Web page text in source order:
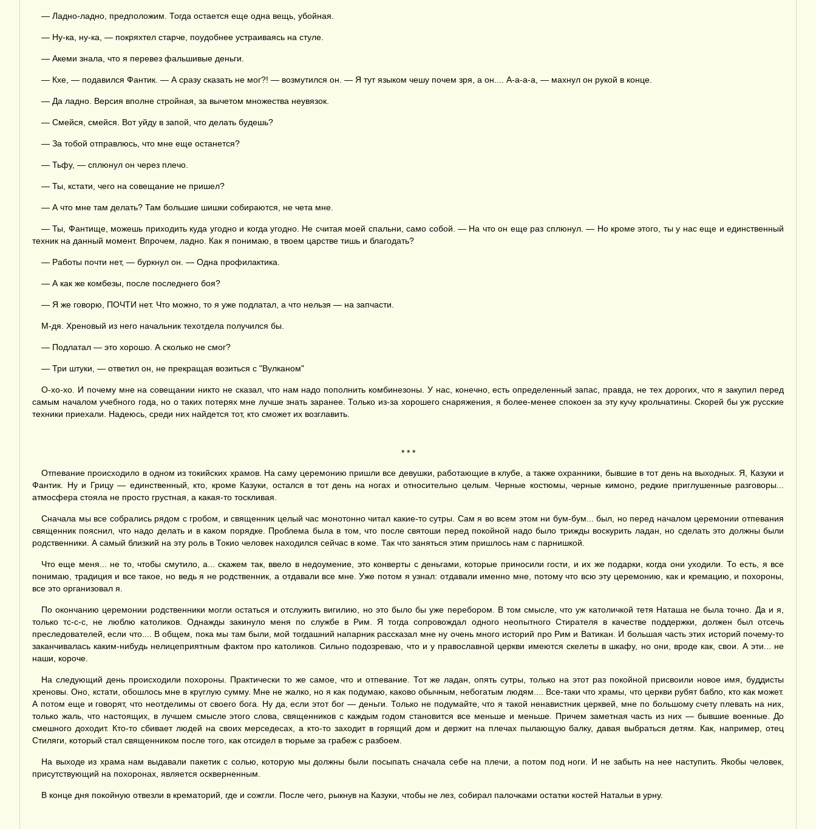
— Ладно-ладно, предположим. Тогда остается еще одна вещь, убойная.
— Ну-ка, ну-ка, — покряхтел старче, поудобнее устраиваясь на стуле.
— Акеми знала, что я перевез фальшивые деньги.
— Кхе, — подавился Фантик. — А сразу сказать не мог?! — возмутился он. — Я тут языком чешу почем зря, а он.... А-а-а-а, — махнул он рукой в конце.
— Да ладно. Версия вполне стройная, за вычетом множества неувязок.
— Смейся, смейся. Вот уйду в запой, что делать будешь?
— За тобой отправлюсь, что мне еще останется?
— Тьфу, — сплюнул он через плечо.
— Ты, кстати, чего на совещание не пришел?
— А что мне там делать? Там большие шишки собираются, не чета мне.
— Ты, Фантище, можешь приходить куда угодно и когда угодно. Не считая моей спальни, само собой. — На что он еще раз сплюнул. — Но кроме этого, ты у нас еще и единственный
техник на данный момент. Впрочем, ладно. Как я понимаю, в твоем царстве тишь и благодать?
— Работы почти нет, — буркнул он. — Одна профилактика.
— А как же комбезы, после последнего боя?
— Я же говорю, ПОЧТИ нет. Что можно, то я уже подлатал, а что нельзя — на запчасти.
М-дя. Хреновый из него начальник техотдела получился бы.
— Подлатал — это хорошо. А сколько не смог?
— Три штуки, — ответил он, не прекращая возиться с "Вулканом"
О-хо-хо. И почему мне на совещании никто не сказал, что нам надо пополнить комбинезоны. У нас, конечно, есть определенный запас, правда, не тех дорогих, что я закупил перед
самым началом учебного года, но о таких потерях мне лучше знать заранее. Только из-за хорошего снаряжения, я более-менее спокоен за эту кучу крольчатины. Скорей бы уж русские
техники приехали. Надеюсь, среди них найдется тот, кто сможет их возглавить.
* * *
Отпевание происходило в одном из токийских храмов. На саму церемонию пришли все девушки, работающие в клубе, а также охранники, бывшие в тот день на выходных. Я, Казуки и
Фантик. Ну и Грицу — единственный, кто, кроме Казуки, остался в тот день на ногах и относительно целым. Черные костюмы, черные кимоно, редкие приглушенные разговоры...
атмосфера стояла не просто грустная, а какая-то тоскливая.
Сначала мы все собрались рядом с гробом, и священник целый час монотонно читал какие-то сутры. Сам я во всем этом ни бум-бум... был, но перед началом церемонии отпевания
священник пояснил, что надо делать и в каком порядке. Проблема была в том, что после святоши перед покойной надо было трижды воскурить ладан, но сделать это должны были
родственники. А самый близкий на эту роль в Токио человек находился сейчас в коме. Так что заняться этим пришлось нам с парнишкой.
Что еще меня... не то, чтобы смутило, а... скажем так, ввело в недоумение, это конверты с деньгами, которые приносили гости, и их же подарки, когда они уходили. То есть, я все
понимаю, традиция и все такое, но ведь я не родственник, а отдавали все мне. Уже потом я узнал: отдавали именно мне, потому что всю эту церемонию, как и кремацию, и похороны,
все это организовал я.
По окончанию церемонии родственники могли остаться и отслужить вигилию, но это было бы уже перебором. В том смысле, что уж католичкой тетя Наташа не была точно. Да и я,
только тс-с-с, не люблю католиков. Однажды закинуло меня по службе в Рим. Я тогда сопровождал одного неопытного Стирателя в качестве поддержки, должен был отсечь
преследователей, если что.... В общем, пока мы там были, мой тогдашний напарник рассказал мне ну очень много историй про Рим и Ватикан. И большая часть этих историй почему-то
заканчивалась каким-нибудь нелицеприятным фактом про католиков. Сильно подозреваю, что и у православной церкви имеются скелеты в шкафу, но они, вроде как, свои. А эти... не
наши, короче.
На следующий день происходили похороны. Практически то же самое, что и отпевание. Тот же ладан, опять сутры, только на этот раз покойной присвоили новое имя, буддисты
хреновы. Оно, кстати, обошлось мне в круглую сумму. Мне не жалко, но я как подумаю, каково обычным, небогатым людям.... Все-таки что храмы, что церкви рубят бабло, кто как может.
А потом еще и говорят, что неотделимы от своего бога. Ну да, если этот бог — деньги. Только не подумайте, что я такой ненавистник церквей, мне по большому счету плевать на них,
только жаль, что настоящих, в лучшем смысле этого слова, священников с каждым годом становится все меньше и меньше. Причем заметная часть из них — бывшие военные. До
смешного доходит. Кто-то сбивает людей на своих мерседесах, а кто-то заходит в горящий дом и держит на плечах пылающую балку, давая выбраться детям. Как, например, отец
Стиляги, который стал священником после того, как отсидел в тюрьме за грабеж с разбоем.
На выходе из храма нам выдавали пакетик с солью, которую мы должны были посыпать сначала себе на плечи, а потом под ноги. И не забыть на нее наступить. Якобы человек,
присутствующий на похоронах, является оскверненным.
В конце дня покойную отвезли в крематорий, где и сожгли. После чего, рыкнув на Казуки, чтобы не лез, собирал палочками остатки костей Натальи в урну.